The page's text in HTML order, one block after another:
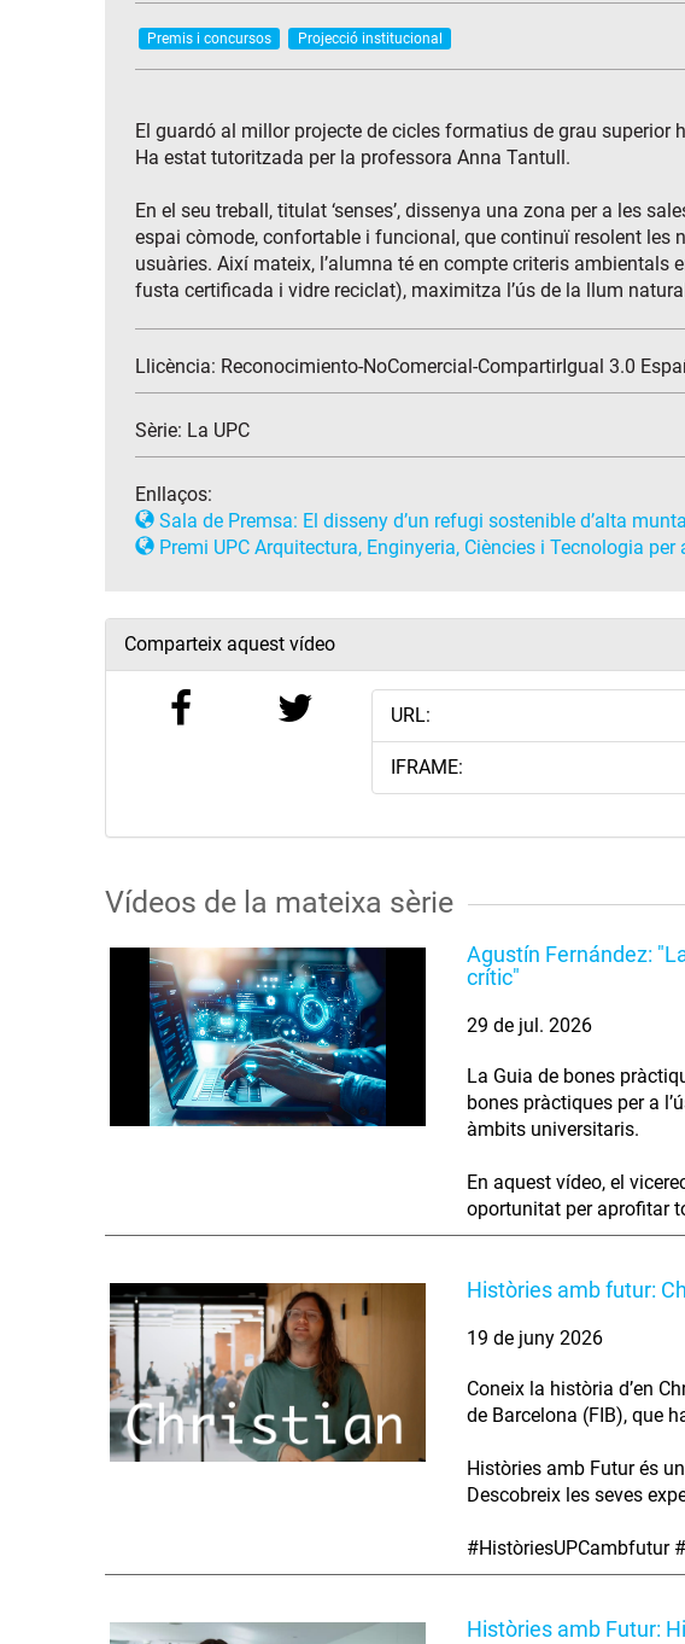
Premis i concursos Projecció institucional
El guardó al millor projecte de cicles formatius de grau superior
Ha estat tutoritzada per la professora Anna Tantull.
En el seu treball, titulat ‘senses’, dissenya una zona per a les
espai còmode, confortable i funcional, que continuï resolent les
usuàries. Així mateix, l’alumna té en compte criteris
fusta certificada i vidre reciclat), maximitza l’ús de la llum
Llicència: Reconocimiento-NoComercial-CompartirIgual 3.0
Sèrie: La UPC
Enllaços:
Sala de Premsa: El disseny d’un refugi sostenible d’alta
Premi UPC Arquitectura, Enginyeria, Ciències i Tecnologia
Comparteix aquest vídeo
URL:
IFRAME:
Vídeos de la mateixa sèrie
Agustín Fernández:
crític"
29 de jul. 2026
La Guia de bones
bones pràctiques per a
àmbits universitaris.
En aquest vídeo, el
oportunitat per aprofitar
Històries amb futur:
19 de juny 2026
Coneix la història d’en
de Barcelona (FIB), que
Històries amb Futur és
Descobreix les seves
#HistòriesUPCambfutur
Històries amb Futur: